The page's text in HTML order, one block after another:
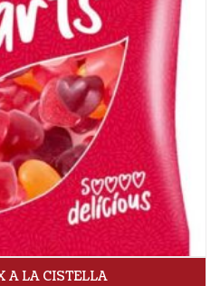
A LA CISTELLA